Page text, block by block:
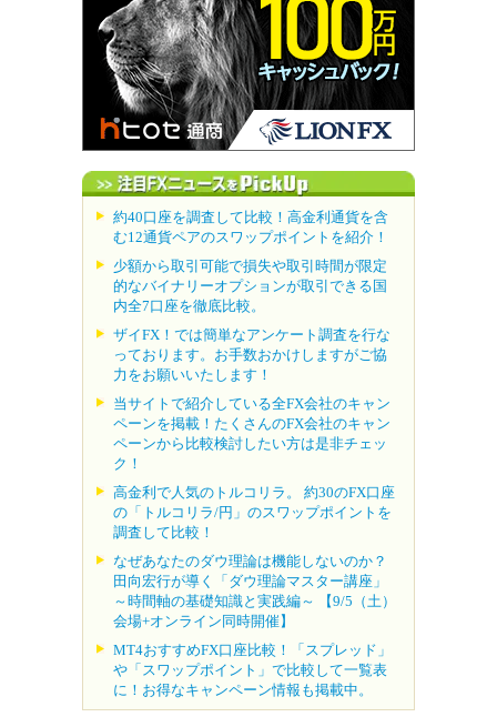
約40口座を調査して比較！高金利通貨を含
む12通貨ペアのスワップポイントを紹介！
少額から取引可能で損失や取引時間が限定
的なバイナリーオプションが取引できる国
内全7口座を徹底比較。
ザイFX！では簡単なアンケート調査を行な
っております。お手数おかけしますがご協
力をお願いいたします！
当サイトで紹介している全FX会社のキャン
ペーンを掲載！たくさんのFX会社のキャン
ペーンから比較検討したい方は是非チェッ
ク！
高金利で人気のトルコリラ。 約30のFX口座
の「トルコリラ/円」のスワップポイントを
調査して比較！
なぜあなたのダウ理論は機能しないのか？
田向宏行が導く「ダウ理論マスター講座」
～時間軸の基礎知識と実践編～ 【9/5（土）
会場+オンライン同時開催】
MT4おすすめFX口座比較！「スプレッド」
や「スワップポイント」で比較して一覧表
に！お得なキャンペーン情報も掲載中。